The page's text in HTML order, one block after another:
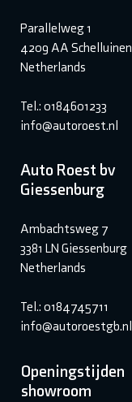
Parallelweg 1
4209 AA Schelluinen
Netherlands
Tel.: 0184601233
info@autoroest.nl
Auto Roest bv
Giessenburg
Ambachtsweg 7
3381 LN Giessenburg
Netherlands
Tel.: 0184745711
info@autoroestgb.nl
Openingstijden
showroom